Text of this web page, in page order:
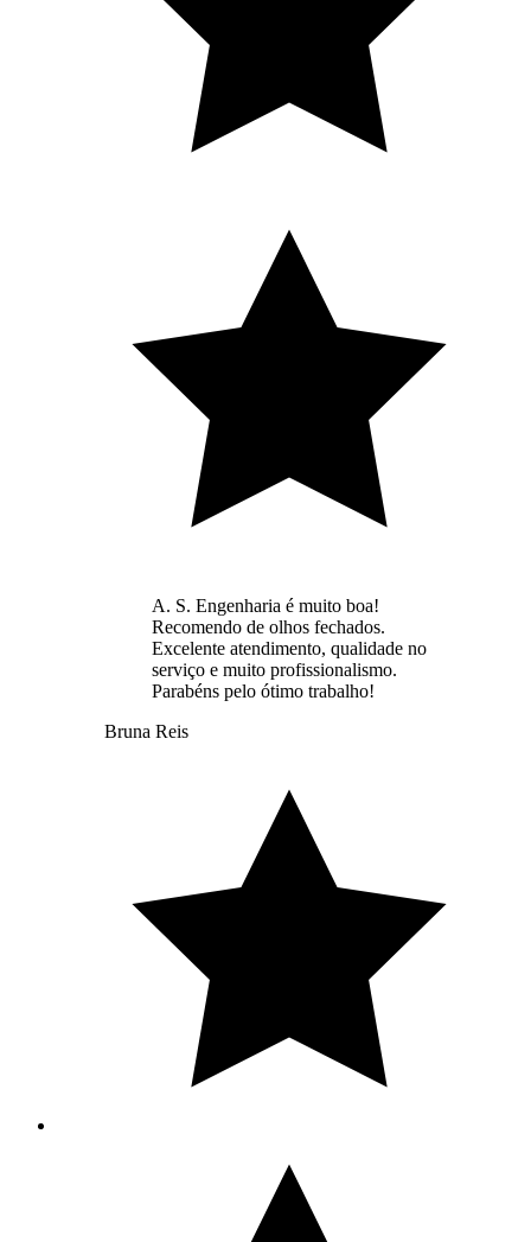
A. S. Engenharia é muito boa!
Recomendo de olhos fechados.
Excelente atendimento, qualidade no
serviço e muito profissionalismo.
Parabéns pelo ótimo trabalho!
Bruna Reis